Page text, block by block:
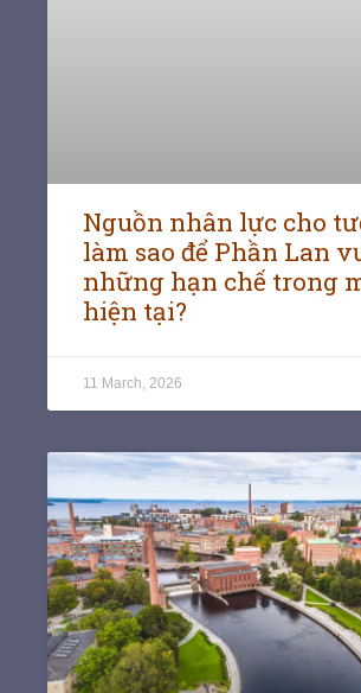
Nguồn nhân lực cho
làm sao để Phần Lan
những hạn chế trong
hiện tại?
11 March, 2026